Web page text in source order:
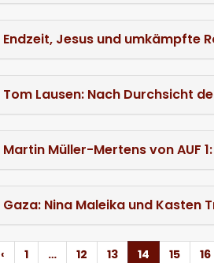
Endzeit, Jesus und umkämpfte
Tom Lausen: Nach Durchsicht
Martin Müller-Mertens von AUF
Gaza: Nina Maleika und Kasten
‹ 1 … 12 13 14 15 16